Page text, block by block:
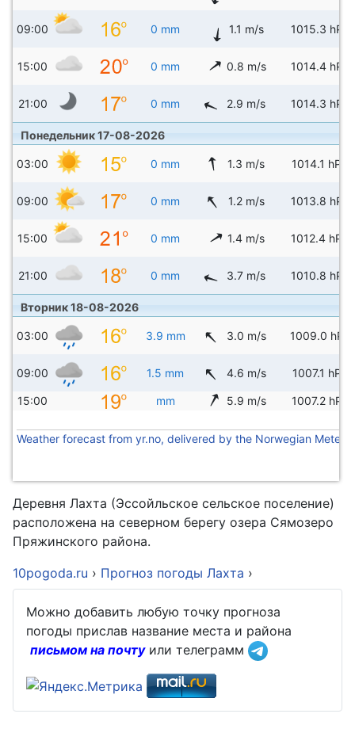
09:00 0 mm 1.1 m/s 1015.3 hPa
15:00 0 mm 0.8 m/s 1014.4 hPa
21:00 0 mm 2.9 m/s 1014.3 hPa
Понедельник 17-08-2026
03:00 0 mm 1.3 m/s 1014.1 hPa
09:00 0 mm 1.2 m/s 1013.8 hPa
15:00 0 mm 1.4 m/s 1012.4 hPa
21:00 0 mm 3.7 m/s 1010.8 hPa
Вторник 18-08-2026
03:00 3.9 mm 3.0 m/s 1009.0 hPa
09:00 1.5 mm 4.6 m/s 1007.1 hPa
15:00 mm 5.9 m/s 1007.2 hPa
Weather forecast from yr.no, delivered by the Norwegian
Деревня Лахта (Эссойльское сельское поселение)
расположена на северном берегу озера Сямозеро
Пряжинского района.
10pogoda.ru › Прогноз погоды Лахта ›
Можно добавить любую точку прогноза
погоды прислав название места и района
письмом на почтуили телеграмм